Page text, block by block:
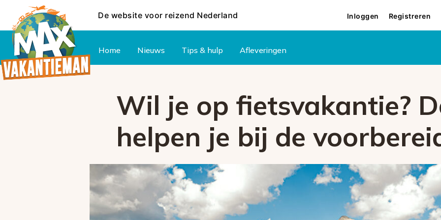
De website voor reizend Nederland Inloggen Registreren
Home Nieuws Tips & hulp Afleveringen
Wil je op fietsvakantie?
helpen je bij de